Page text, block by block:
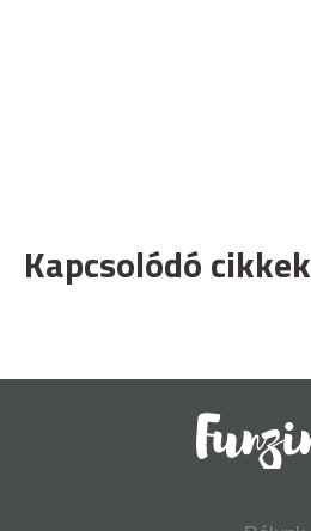
Kapcsolódó cikkek